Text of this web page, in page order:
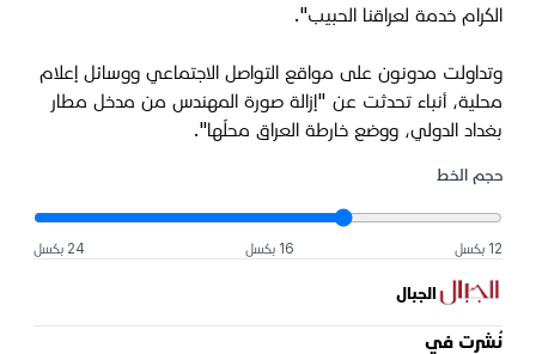
الكرام خدمة لعراقنا الحبيب".
وتداولت مدونون على مواقع التواصل الاجتماعي ووسائل إعلام
محلية، أنباء تحدثت عن "إزالة صورة المهندس من مدخل مطار
بغداد الدولي، ووضع خارطة العراق محلّها".
حجم الخط
12 بكسل 16 بكسل 24 بكسل
الجبال
نُشرت في